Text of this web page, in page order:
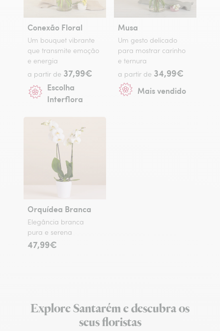
Conexão Floral
Um bouquet vibrante
que transmite emoção
e energia
a partir de 37,99€
Escolha
Interflora
Musa
Um gesto delicado
para mostrar carinho
e ternura
a partir de 34,99€
Mais vendido
Orquídea Branca
Elegância branca
pura e serena
47,99€
Explore Santarém e descubra os
seus floristas